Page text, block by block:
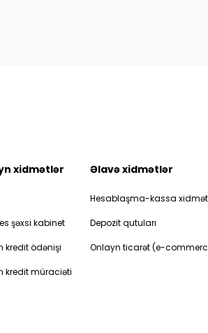
xidmətlər
şəxsi kabinet
kredit ödənişi
kredit müraciəti
Əlavə xidmətlər
Hesablaşma-kassa
Depozit qutuları
Onlayn ticarət (e-